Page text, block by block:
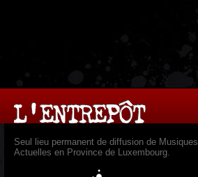
Seul lieu permanent de diffusion de Musiques
Actuelles en Province de Luxembourg.